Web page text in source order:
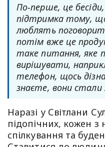
По-перше, це бесіди,
підтримка тому,
люблять
потім вже це
таке питання, яке
вирішувати,
телефон, щось
знаєте, вони стали
Наразі у Світлани
підопічних, кожен з
спілкування та